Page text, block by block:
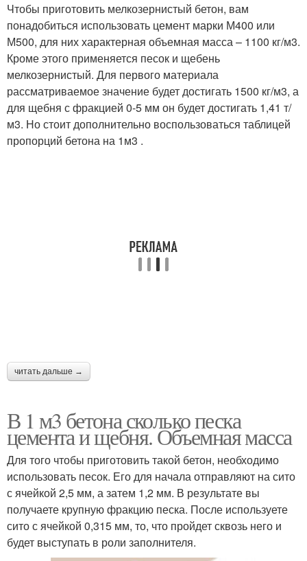
Чтобы приготовить мелкозернистый бетон, вам
понадобиться использовать цемент марки М400 или
М500, для них характерная объемная масса – 1100 кг/м3.
Кроме этого применяется песок и щебень
мелкозернистый. Для первого материала
рассматриваемое значение будет достигать 1500 кг/м3, а
для щебня с фракцией 0-5 мм он будет достигать 1,41 т/
м3. Но стоит дополнительно воспользоваться таблицей
пропорций бетона на 1м3 .
читать дальше →
В 1 м3 бетона сколько песка
цемента и щебня. Объемная масса
Для того чтобы приготовить такой бетон, необходимо
использовать песок. Его для начала отправляют на сито
с ячейкой 2,5 мм, а затем 1,2 мм. В результате вы
получаете крупную фракцию песка. После используете
сито с ячейкой 0,315 мм, то, что пройдет сквозь него и
будет выступать в роли заполнителя.